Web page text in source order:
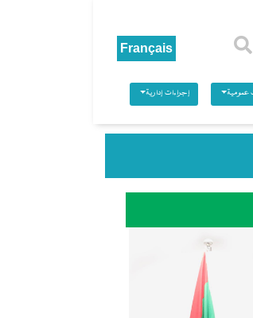
عمومية إجراءات إدارية